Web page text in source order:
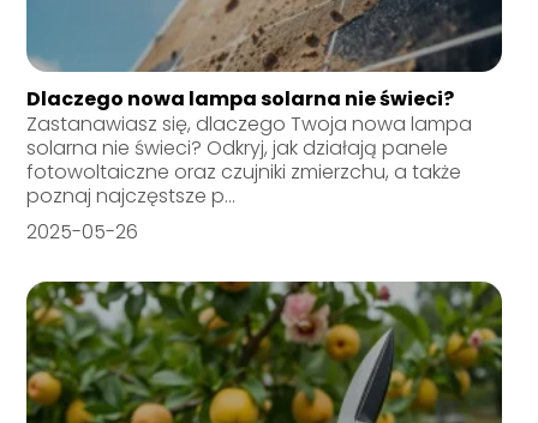
Dlaczego nowa lampa solarna nie świeci?
Zastanawiasz się, dlaczego Twoja nowa lampa
solarna nie świeci? Odkryj, jak działają panele
fotowoltaiczne oraz czujniki zmierzchu, a także
poznaj najczęstsze p...
2025-05-26